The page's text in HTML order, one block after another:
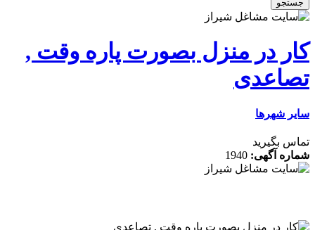
منزل بصورت پاره وقت ,
1940